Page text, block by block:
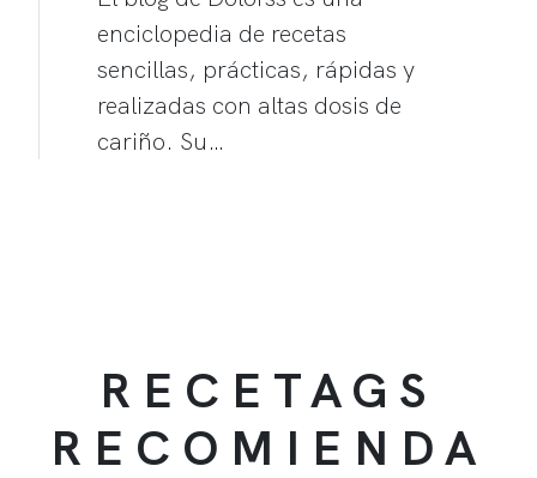
enciclopedia de recetas
sencillas, prácticas, rápidas y
realizadas con altas dosis de
cariño. Su…
RECETAGS
RECOMIENDA